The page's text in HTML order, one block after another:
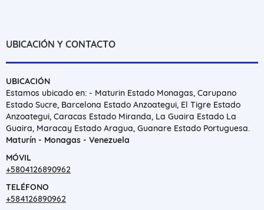
UBICACIÓN Y CONTACTO
UBICACIÓN
Estamos ubicado en: - Maturin Estado Monagas, Carupano
Estado Sucre, Barcelona Estado Anzoategui, El Tigre Estado
Anzoategui, Caracas Estado Miranda, La Guaira Estado La
Guaira, Maracay Estado Aragua, Guanare Estado Portuguesa.
Maturín - Monagas - Venezuela
MÓVIL
+5804126890962
TELÉFONO
+584126890962